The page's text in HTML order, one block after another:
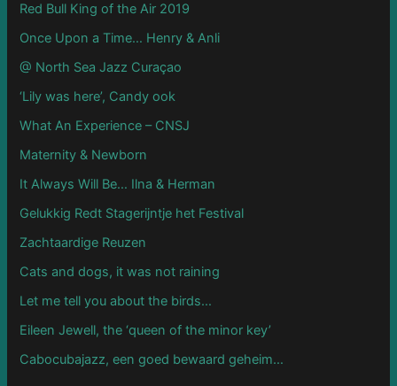
Red Bull King of the Air 2019
Once Upon a Time… Henry & Anli
@ North Sea Jazz Curaçao
‘Lily was here’, Candy ook
What An Experience – CNSJ
Maternity & Newborn
It Always Will Be… Ilna & Herman
Gelukkig Redt Stagerijntje het Festival
Zachtaardige Reuzen
Cats and dogs, it was not raining
Let me tell you about the birds…
Eileen Jewell, the ‘queen of the minor key’
Cabocubajazz, een goed bewaard geheim…